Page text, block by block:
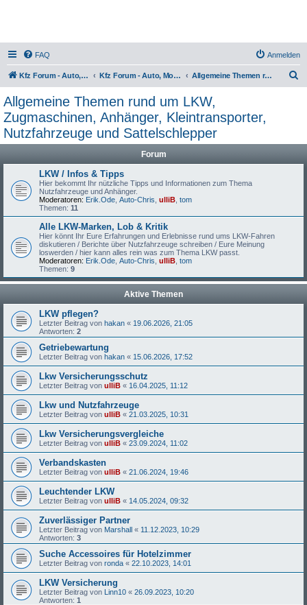
FAQ Anmelden
Kfz Forum - Auto, Motorrad und LKW Kfz Forum - Auto, Motorrad und LKW Allgemeine Themen rund um LKW, Zugmaschinen, Anhänger, Kleintransporter, Nutzfahrzeuge und Sattelschlepper
Allgemeine Themen rund um LKW,
Zugmaschinen, Anhänger, Kleintransporter,
Nutzfahrzeuge und Sattelschlepper
Forum
LKW / Infos & Tipps
Hier bekommt Ihr nützliche Tipps und Informationen zum Thema
Nutzfahrzeuge und Anhänger.
Moderatoren: Erik.Ode Auto-Chris ulliB tom
Themen: 11
Alle LKW-Marken, Lob & Kritik
Hier könnt Ihr Eure Erfahrungen und Erlebnisse rund ums LKW-Fahren
diskutieren / Berichte über Nutzfahrzeuge schreiben / Eure Meinung
loswerden / hier kann alles rein was zum Thema LKW passt.
Moderatoren: Erik.Ode Auto-Chris ulliB tom
Themen: 9
Aktive Themen
LKW pflegen?
Letzter Beitrag von hakan « 19.06.2026, 21:05
Antworten: 2
Getriebewartung
Letzter Beitrag von hakan « 15.06.2026, 17:52
Lkw Versicherungsschutz
Letzter Beitrag von ulliB « 16.04.2025, 11:12
Lkw und Nutzfahrzeuge
Letzter Beitrag von ulliB « 21.03.2025, 10:31
Lkw Versicherungsvergleiche
Letzter Beitrag von ulliB « 23.09.2024, 11:02
Verbandskasten
Letzter Beitrag von ulliB « 21.06.2024, 19:46
Leuchtender LKW
Letzter Beitrag von ulliB « 14.05.2024, 09:32
Zuverlässiger Partner
Letzter Beitrag von Marshall « 11.12.2023, 10:29
Antworten: 3
Suche Accessoires für Hotelzimmer
Letzter Beitrag von ronda « 22.10.2023, 14:01
LKW Versicherung
Letzter Beitrag von Linn10 « 26.09.2023, 10:20
Antworten: 1